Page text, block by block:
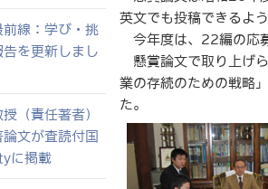
英文でも投稿できるよ
今年度は、22編の応
懸賞論文で取り上げ
業の存続のための戦略
た。
線：学び・挑
を更新しまし
（責任著者）
文が査読付国
に掲載